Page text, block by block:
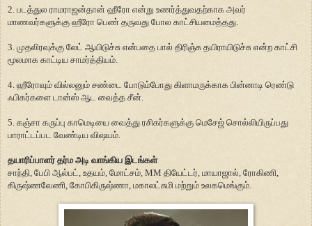
2. படத்துல ராமராஜன்தான் ஹீரோ என்று உணர்த்துவதற்காக அவர்
மாணவர்களுக்கு ஹீரோ பெண் தருவது போல காட்சியமைத்தது.
3. முதலிரவுக்கு லேட் ஆயிடுச்சு என்பதை பால் திரிஞ்சு தயிராயிடுச்சு என்ற காட்சி
மூலமாக காட்டிய சாமர்த்தியம்.
4. ஹீரோவும் வில்லனும் சண்டை போடும்போது கிளாமருக்காக பின்னாடி ரெண்டு
ஃபிகர்களை டான்ஸ் ஆட வைத்த சீன்.
5. கஞ்சா கருப்பு காமெடியை வைத்து ரசிகர்களுக்கு மெசேஜ் சொல்லியிருப்பது
பாராட்டப்பட வேண்டிய விஷயம்.
தயாரிப்பாளர் தர்ம அடி வாங்கிய இடங்கள்
சாந்தி, பேபி ஆல்பட், உதயம், மோட்சம், MM தியேட்டர், மாயாஜால், ரோகிணி,
கிருஷ்ணவேணி, கோபிகிருஷ்ணா, மகாலட்சுமி மற்றும் உலகமெங்கும்.